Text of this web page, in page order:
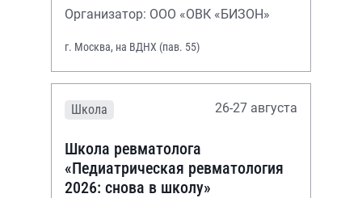
Организатор: ООО «ОВК «БИЗОН»
г. Москва, на ВДНХ (пав. 55)
Школа 26-27 августа
Школа ревматолога
«Педиатрическая ревматология
2026: снова в школу»